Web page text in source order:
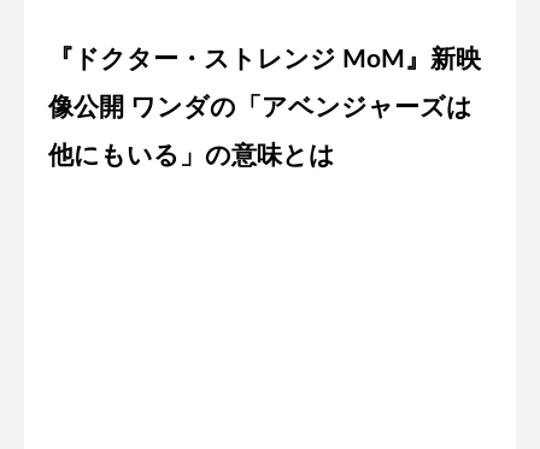
『ドクター・ストレンジ MoM』新映
像公開 ワンダの「アベンジャーズは
他にもいる」の意味とは